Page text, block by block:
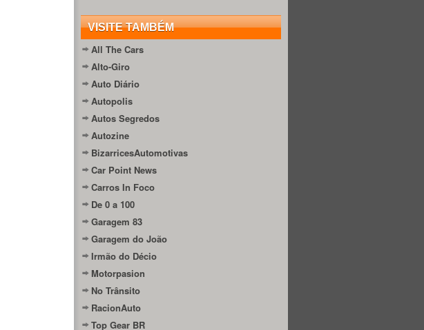
VISITE TAMBÉM
All The Cars
Alto-Giro
Auto Diário
Autopolis
Autos Segredos
Autozine
BizarricesAutomotivas
Car Point News
Carros In Foco
De 0 a 100
Garagem 83
Garagem do João
Irmão do Décio
Motorpasion
No Trânsito
RacionAuto
Top Gear BR